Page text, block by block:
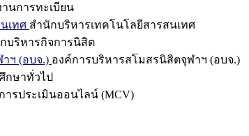
นการทะเบียน
เทศ สำนักบริหารเทคโนโลยีสารสนเทศ
บริหารกิจการนิสิต
ฯ (อบจ.) องค์การบริหารสโมสรนิสิตจุฬาฯ (อบจ.)
กษาทั่วไป
การประเมินออนไลน์ (MCV)